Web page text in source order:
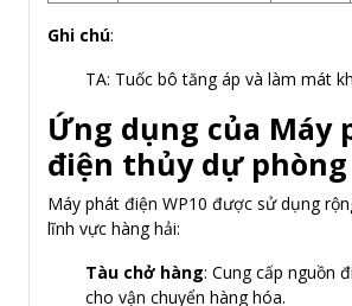
Ghi chú:
TA: Tuốc bô tăng áp và làm mát
Ứng dụng của Máy
điện thủy dự phòng
Máy phát điện WP10 được sử dụng
lĩnh vực hàng hải:
Tàu chở hàng: Cung cấp nguồn
cho vận chuyển hàng hóa.